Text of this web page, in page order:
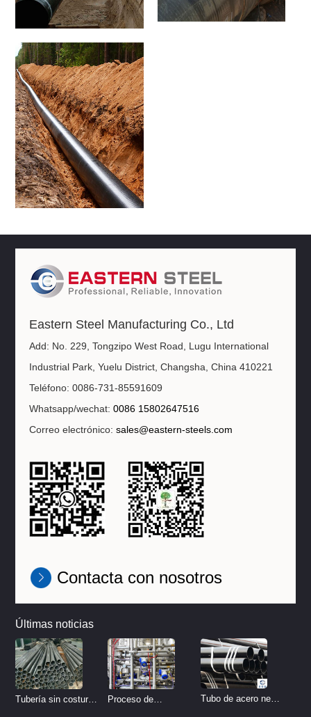
Eastern Steel Manufacturing Co., Ltd
Add: No. 229, Tongzipo West Road, Lugu International
Industrial Park, Yuelu District, Changsha, China 410221
Teléfono: 0086-731-85591609
Whatsapp/wechat:0086 15802647516
Correo electrónico:sales@eastern-steels.com
Contacta con nosotros
Últimas noticias
Tubería sin costura
Proceso de
Tubo de acero negro